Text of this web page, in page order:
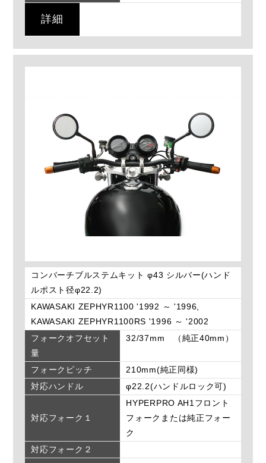
詳細
コンバーチブルステムキット φ43 シルバー(ハンド
ルポスト径φ22.2)
KAWASAKI ZEPHYR1100 '1992 ～ '1996,
KAWASAKI ZEPHYR1100RS '1996 ～ '2002
フォークオフセット
量
32/37mm （純正40mm）
フォークピッチ
210mm(純正同様)
対応ハンドル
φ22.2(ハンドルロック可)
対応フォーク１
HYPERPRO AH1フロント
フォークまたは純正フォー
ク
対応フォーク２